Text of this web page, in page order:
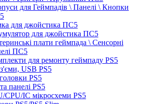
для Геймпадів \ Панелі \ Кнопки
для джойстика ПС5
для джойстика ПС5
плати геймпада \ Сенсорні
ПС5
для ремонту геймпаду PS5
USB PS5
PS5
панелі PS5
CPU/IC мікросхеми PS5